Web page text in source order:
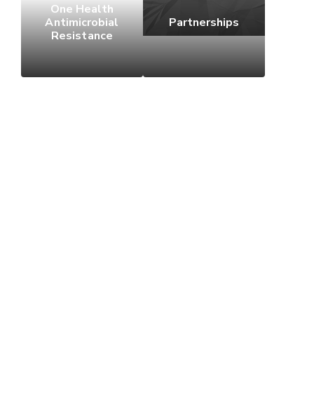
One Health
Antimicrobial
Resistance
Partnerships